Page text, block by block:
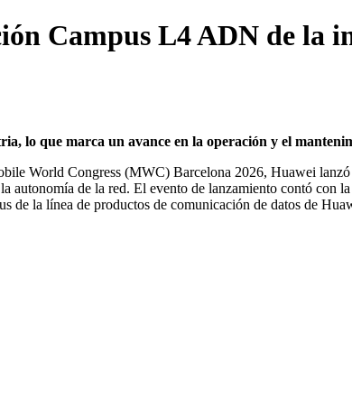
Campus L4 ADN de la
lo que marca un avance en la operación y el
World Congress (MWC) Barcelona 2026, Huawei
autonomía de la red. El evento de lanzamiento contó con
de la línea de productos de comunicación de datos de